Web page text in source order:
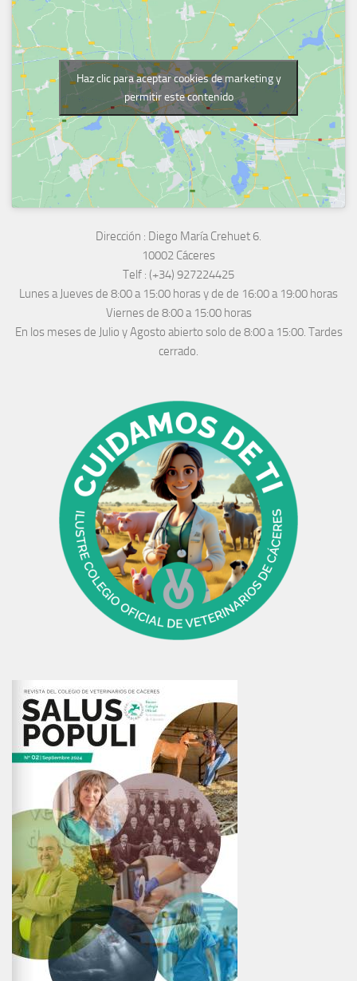
Haz clic para aceptar cookies de marketing y
permitir este contenido
Dirección : Diego María Crehuet 6.
10002 Cáceres
Telf : (+34) 927224425
Lunes a Jueves de 8:00 a 15:00 horas y de de 16:00 a 19:00 horas
Viernes de 8:00 a 15:00 horas
En los meses de Julio y Agosto abierto solo de 8:00 a 15:00. Tardes
cerrado.